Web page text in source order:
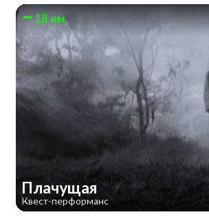
18 км
Плачущая
Квест-перформанс